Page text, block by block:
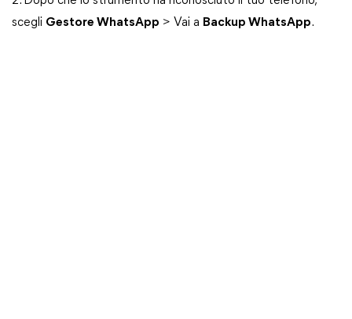
scegli Gestore WhatsApp > Vai a Backup WhatsApp.